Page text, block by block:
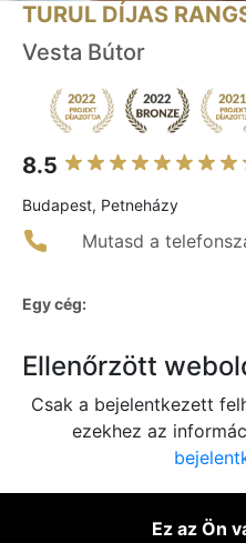
TURUL DÍJAS
Vesta Bútor
8.5
Budapest, Petneházy
Mutasd a
Egy cég:
Ellenőrzött
Csak a bejelentkezett
ezekhez az
Ez az Ön